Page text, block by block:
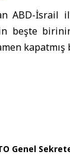
ABD-İsrail
beşte
Genel